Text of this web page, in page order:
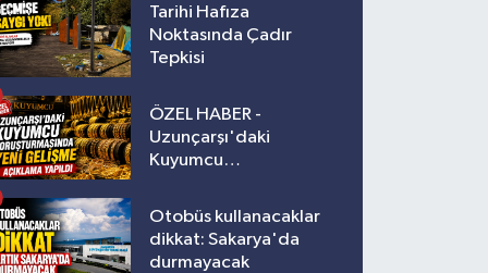
Tarihi Hafıza
Noktasında Çadır
Tepkisi
ÖZEL HABER -
Uzunçarşı'daki
Kuyumcu
Gelişme!
Otobüs kullanacaklar
dikkat: Sakarya'da
durmayacak